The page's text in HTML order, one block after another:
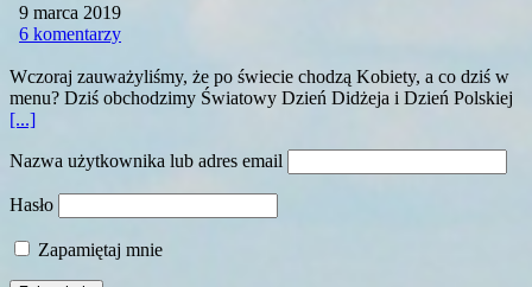
9 marca 2019
6 komentarzy
Wczoraj zauważyliśmy, że po świecie chodzą Kobiety, a co dziś w
menu? Dziś obchodzimy Światowy Dzień Didżeja i Dzień Polskiej
[...]
Nazwa użytkownika lub adres email
Hasło
Zapamiętaj mnie